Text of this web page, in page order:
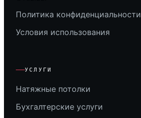
Политика конфиденциальности
Условия использования
УСЛУГИ
Натяжные потолки
Бухгалтерские услуги